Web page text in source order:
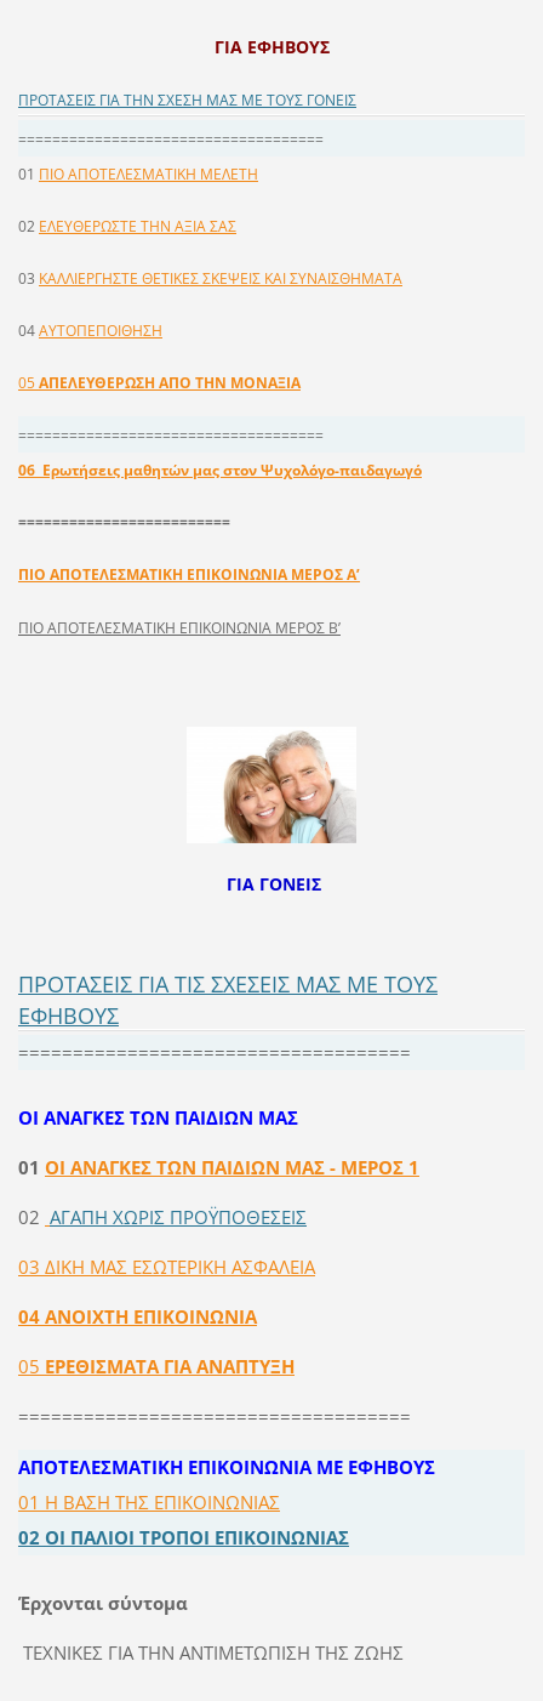
ΓΙΑ ΕΦΗΒΟΥΣ
ΠΡΟΤΑΣΕΙΣ ΓΙΑ ΤΗΝ ΣΧΕΣΗ ΜΑΣ ΜΕ ΤΟΥΣ ΓΟΝΕΙΣ
====================================
01 ΠΙΟ ΑΠΟΤΕΛΕΣΜΑΤΙΚΗ ΜΕΛΕΤΗ
02 ΕΛΕΥΘΕΡΩΣΤΕ ΤΗΝ ΑΞΙΑ ΣΑΣ
03 ΚΑΛΛΙΕΡΓΗΣΤΕ ΘΕΤΙΚΕΣ ΣΚΕΨΕΙΣ ΚΑΙ ΣΥΝΑΙΣΘΗΜΑΤΑ
04AYTOΠEΠOIΘHΣH
05ΑΠΕΛΕΥΘΕΡΩΣΗ ΑΠΟ ΤΗΝ ΜΟΝΑΞΙΑ
====================================
06 Ερωτήσεις μαθητών μας στον Ψυχολόγο-παιδαγωγό
=========================
ΠΙΟ ΑΠΟΤΕΛΕΣΜΑΤΙΚΗ EΠIKOINΩNIA ΜΕΡΟΣ Α’
ΠΙΟ ΑΠΟΤΕΛΕΣΜΑΤΙΚΗ EΠIKOINΩNIA ΜΕΡΟΣ Β’
ΓΙΑ ΓΟΝΕΙΣ
ΠΡΟΤΑΣΕΙΣ ΓΙΑ ΤΙΣ ΣΧΕΣΕΙΣ ΜΑΣ ΜΕ ΤΟΥΣ
ΕΦΗΒΟΥΣ
====================================
ΟΙ ΑΝΑΓΚΕΣ ΤΩΝ ΠΑΙΔΙΩΝ ΜΑΣ
01 ΟΙ ΑΝΑΓΚΕΣ ΤΩΝ ΠΑΙΔΙΩΝ ΜΑΣ - ΜΕΡΟΣ 1
02 ΑΓΑΠΗ ΧΩΡΙΣ ΠΡΟΫΠΟΘΕΣΕΙΣ
03 ΔΙΚΗ ΜΑΣ ΕΣΩΤΕΡΙΚΗ ΑΣΦΑΛΕΙΑ
04 ANOIXTH EΠIKOINΩNIA
05 EPEΘIΣMAΤΑ ΓIA ANAΠTYΞH
====================================
ΑΠΟΤΕΛΕΣΜΑΤΙΚΗ ΕΠΙΚΟΙΝΩΝΙΑ ΜΕ ΕΦΗΒΟΥΣ
01 Η ΒΑΣΗ ΤΗΣ ΕΠΙΚΟΙΝΩΝΙΑΣ
02 ΟΙ ΠΑΛΙΟΙ ΤΡΟΠΟΙ ΕΠΙΚΟΙΝΩΝΙΑΣ
Έρχονται σύντομα
TEXNIKEΣ ΓIA THN ANTIMETΩΠIΣH THΣ ZΩHΣ